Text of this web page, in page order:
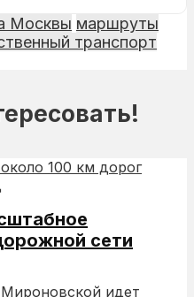
Москвы маршруты
транспорт
сети